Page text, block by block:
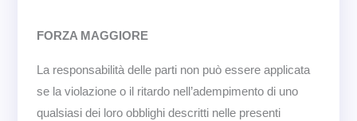
FORZA MAGGIORE
La responsabilità delle parti non può essere applicata
se la violazione o il ritardo nell’adempimento di uno
qualsiasi dei loro obblighi descritti nelle presenti